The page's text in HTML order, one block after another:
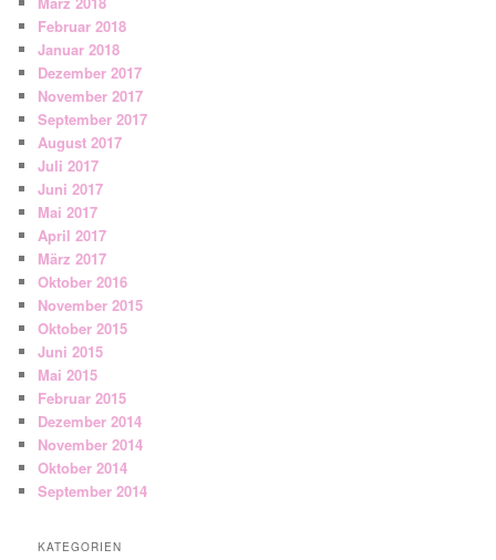
Februar 2018
Januar 2018
Dezember 2017
November 2017
September 2017
August 2017
Juli 2017
Juni 2017
Mai 2017
April 2017
März 2017
Oktober 2016
November 2015
Oktober 2015
Juni 2015
Mai 2015
Februar 2015
Dezember 2014
November 2014
Oktober 2014
September 2014
KATEGORIEN